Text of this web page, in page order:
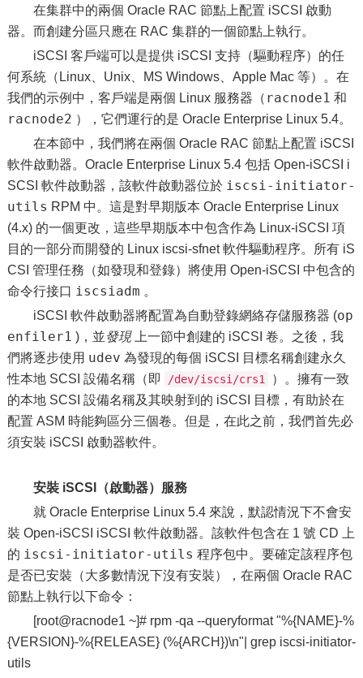
在集群中的兩個 Oracle RAC 節點上配置 iSCSI 啟動
器。而創建分區只應在 RAC 集群的一個節點上執行。
iSCSI 客戶端可以是提供 iSCSI 支持（驅動程序）的任
何系統（Linux、Unix、MS Windows、Apple Mac 等）。在
我們的示例中，客戶端是兩個 Linux 服務器（ racnode1 和
racnode2 ），它們運行的是 Oracle Enterprise Linux 5.4。
在本節中，我們將在兩個 Oracle RAC 節點上配置 iSCSI
軟件啟動器。Oracle Enterprise Linux 5.4 包括 Open-iSCSI i
SCSI 軟件啟動器，該軟件啟動器位於 iscsi-initiator-
utils RPM 中。這是對早期版本 Oracle Enterprise Linux
(4.x) 的一個更改，這些早期版本中包含作為 Linux-iSCSI 項
目的一部分而開發的 Linux iscsi-sfnet 軟件驅動程序。所有 iS
CSI 管理任務（如發現和登錄）將使用 Open-iSCSI 中包含的
命令行接口 iscsiadm 。
iSCSI 軟件啟動器將配置為自動登錄網絡存儲服務器 (op
enfiler1 )，並發現上一節中創建的 iSCSI 卷。之後，我
們將逐步使用 udev 為發現的每個 iSCSI 目標名稱創建永久
性本地 SCSI 設備名稱（即
/dev/iscsi/crs1
）。擁有一致
的本地 SCSI 設備名稱及其映射到的 iSCSI 目標，有助於在
配置 ASM 時能夠區分三個卷。但是，在此之前，我們首先必
須安裝 iSCSI 啟動器軟件。
安裝 iSCSI（啟動器）服務
就 Oracle Enterprise Linux 5.4 來說，默認情況下不會安
裝 Open-iSCSI iSCSI 軟件啟動器。該軟件包含在 1 號 CD 上
的 iscsi-initiator-utils 程序包中。要確定該程序包
是否已安裝（大多數情況下沒有安裝），在兩個 Oracle RAC
節點上執行以下命令：
[root@racnode1 ~]# rpm -qa --queryformat "%{NAME}-%
{VERSION}-%{RELEASE} (%{ARCH})\n"| grep iscsi-initiator-
utils